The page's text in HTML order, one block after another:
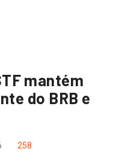
mantém
do BRB e
258